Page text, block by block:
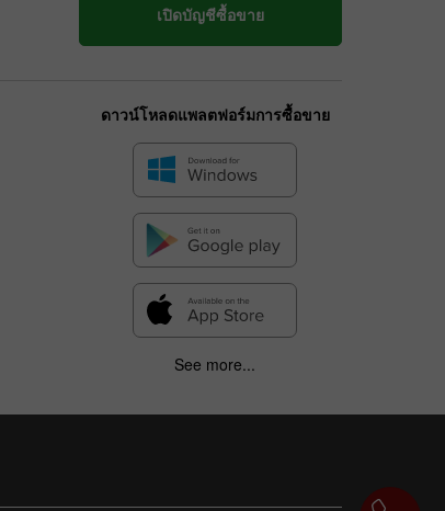
เปิดบัญชีซื้อขาย
ดาวน์โหลดแพลตฟอร์มการซื้อขาย
See more...